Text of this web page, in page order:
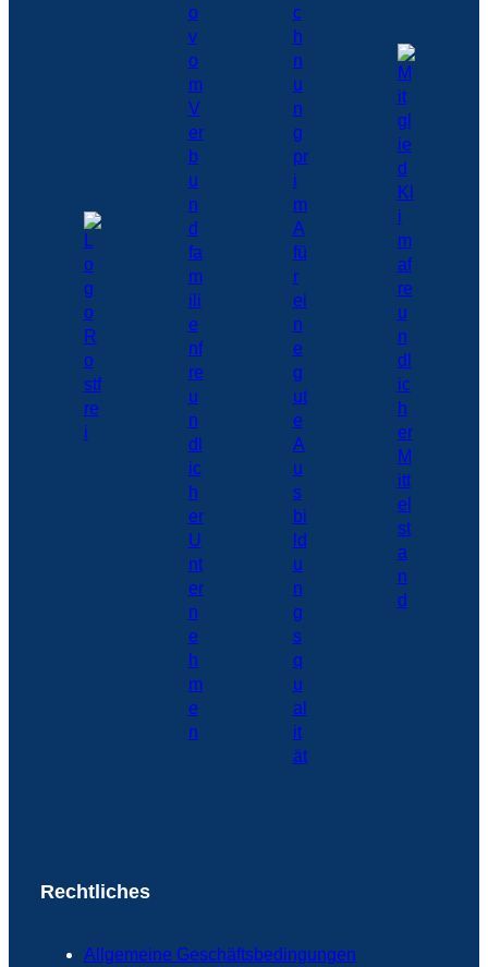
Rechtliches
Allgemeine Geschäftsbedingungen